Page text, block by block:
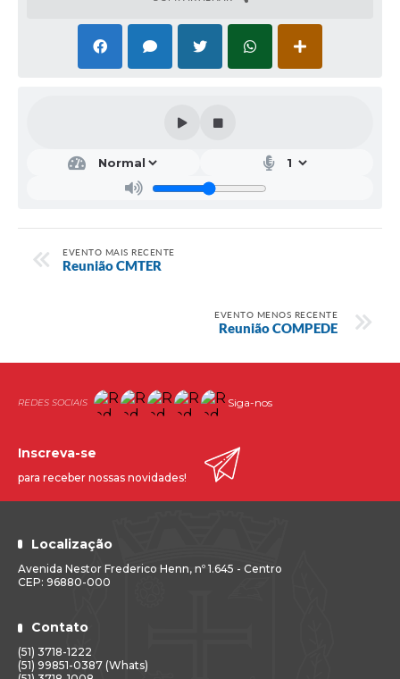
EVENTO MAIS RECENTE
Reunião CMTER
EVENTO MENOS RECENTE
Reunião COMPEDE
Siga-nos
Localização
Avenida Nestor Frederico Henn, nº 1.645 - Centro
CEP: 96880-000
Contato
(51) 3718-1222
(51) 99851-0387 (Whats)
Inscreva-se
para receber nossas novidades!